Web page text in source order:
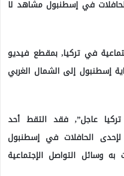
في إسطنبول مشاهد لا
في تركيا, بمقطع فيديو
إسطنبول إلى الشمال الغربي
عاجل”, فقد التقط أحد
لإحدى الحافلات في إسطنبول
وسائل التواصل الإجتماعية